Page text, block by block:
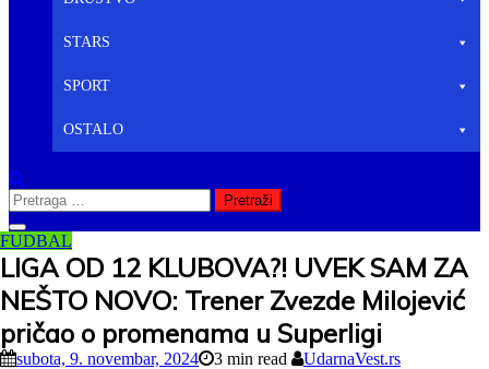
STARS
SPORT
OSTALO
Pretraga
za:
FUDBAL
LIGA OD 12 KLUBOVA?! UVEK SAM ZA
NEŠTO NOVO: Trener Zvezde Milojević
pričao o promenama u Superligi
subota, 9. novembar, 2024 3 min read
UdarnaVest.rs